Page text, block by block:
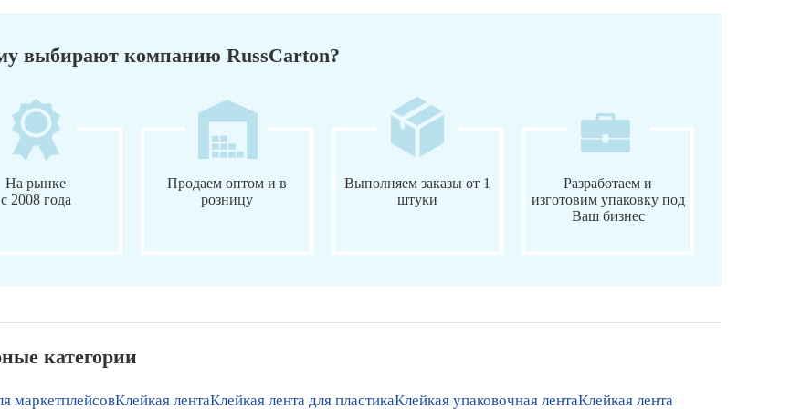
выбирают компанию RussCarton?
На рынке
с 2008 года
Продаем оптом и в
розницу
Выполняем заказы от 1
штуки
Разработаем и
изготовим упаковку под
Ваш бизнес
категории
маркетплейсовКлейкая лентаКлейкая лента для пластикаКлейкая упаковочная лентаКлейкая лента